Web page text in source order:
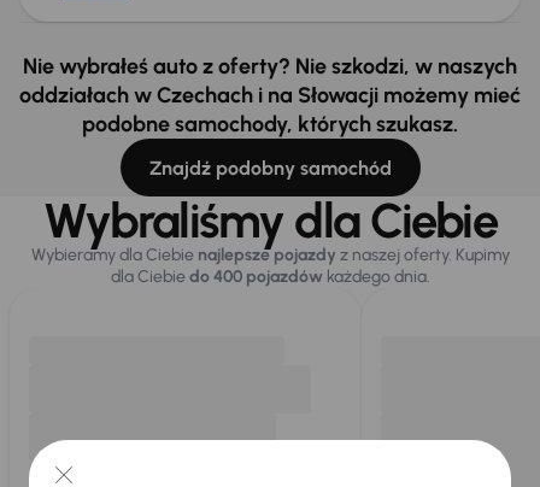
Nie wybrałeś auto z oferty? Nie szkodzi, w naszych
oddziałach w Czechach i na Słowacji możemy mieć
podobne samochody, których szukasz.
Znajdź podobny samochód
Wybraliśmy dla Ciebie
Wybieramy dla Ciebie najlepsze pojazdy z naszej oferty. Kupimy
dla Ciebiedo 400 pojazdówkażdego dnia.